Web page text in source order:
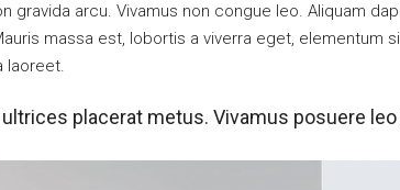
gravida arcu. Vivamus non congue leo. Aliquam
massa est, lobortis a viverra eget, elementum
laoreet.
ultrices placerat metus. Vivamus posuere